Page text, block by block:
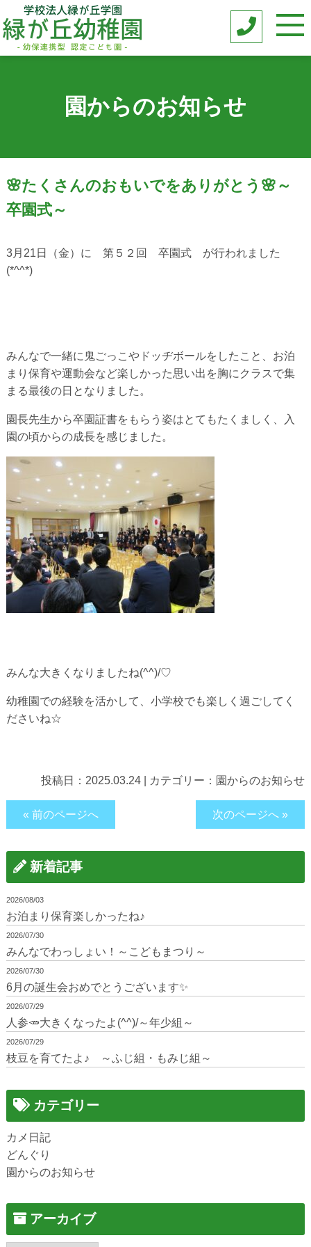
園からのお知らせ
🌸たくさんのおもいでをありがとう🌸～
卒園式～
3月21日（金）に 第５２回 卒園式 が行われました
(*^^*)
みんなで一緒に鬼ごっこやドッヂボールをしたこと、お泊
まり保育や運動会など楽しかった思い出を胸にクラスで集
まる最後の日となりました。
園長先生から卒園証書をもらう姿はとてもたくましく、入
園の頃からの成長を感じました。
みんな大きくなりましたね(^^)/♡
幼稚園での経験を活かして、小学校でも楽しく過ごしてく
ださいね☆
投稿日： 2025.03.24 カテゴリー： 園からのお知らせ
« 前のページへ 次のページへ »
新着記事
2026/08/03
お泊まり保育楽しかったね♪
2026/07/30
みんなでわっしょい！～こどもまつり～
2026/07/30
6月の誕生会おめでとうございます✨
2026/07/29
人参🥕大きくなったよ(^^)/～年少組～
2026/07/29
枝豆を育てたよ♪ ～ふじ組・もみじ組～
カテゴリー
カメ日記
どんぐり
園からのお知らせ
アーカイブ